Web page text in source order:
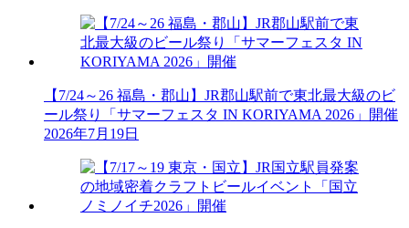
【7/24～26 福島・郡山】JR郡山駅前で東北最大級のビ
ール祭り「サマーフェスタ IN KORIYAMA 2026」開催
2026年7月19日